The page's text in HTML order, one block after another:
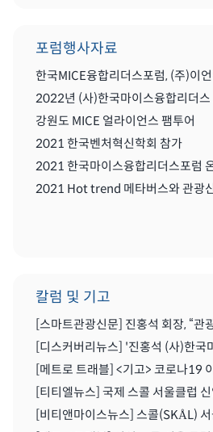
포럼행사자료
2022년 (사)한국마이스융합리더스
강원도 MICE 얼라이언스 팸투어
2021 한국벤처혁신학회 참가
2021 Hot trend 메타버스와 관광
칼럼 및 기고